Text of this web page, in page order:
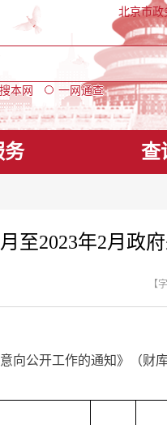
北京市政
搜本网 一网通查
务 查
至2023年2月政
【
向公开工作的通知》（财